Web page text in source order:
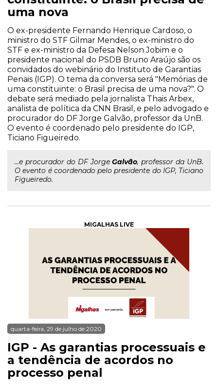
uma nova
O ex-presidente Fernando Henrique Cardoso, o
ministro do STF Gilmar Mendes, o ex-ministro do
STF e ex-ministro da Defesa Nelson Jobim e o
presidente nacional do PSDB Bruno Araújo são os
convidados do webinário do Instituto de Garantias
Penais (IGP). O tema da conversa será "Memórias de
uma constituinte: o Brasil precisa de uma nova?". O
debate será mediado pela jornalista Thais Arbex,
analista de política da CNN Brasil, e pelo advogado e
procurador do DF Jorge Galvão, professor da UnB.
O evento é coordenado pelo presidente do IGP,
Ticiano Figueiredo.
...e procurador do DF JorgeGalvão, professor da UnB.
O evento é coordenado pelo presidente do IGP, Ticiano
Figueiredo.
MIGALHAS LIVE
quarta-feira, 29 de julho de 2020
IGP - As garantias processuais e
a tendência de acordos no
processo penal